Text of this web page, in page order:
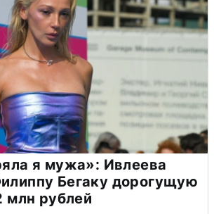
я мужа»: Ивлеева
Бегаку дорогущую
млн рублей